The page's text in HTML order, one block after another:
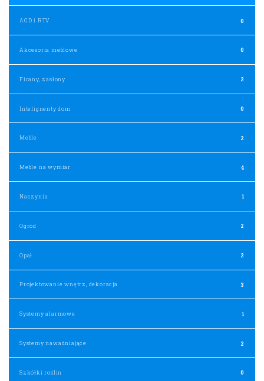
AGD i RTV 0
Akcesoria meblowe 0
Firany, zasłony 2
Intelignenty dom 0
Meble 2
Meble na wymiar 4
Naczynia 1
Ogród 2
Opał 2
Projektowanie wnętrz, dekoracja 3
Systemy alarmowe 1
Systemy nawadniające 2
Szkółki roślin 0